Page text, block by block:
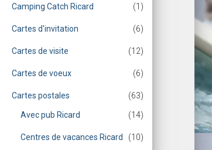
Camping Catch Ricard (1)
Cartes d'invitation (6)
Cartes de visite (12)
Cartes de voeux (6)
Cartes postales (63)
Avec pub Ricard (14)
Centres de vacances Ricard (10)